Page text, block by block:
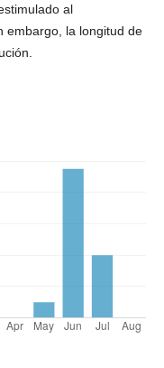
al
embargo, la longitud de